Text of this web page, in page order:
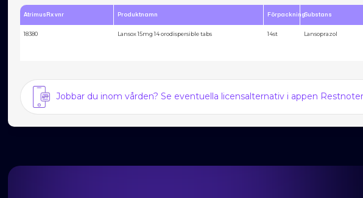
AtrimusRx vnr Produktnamn FörpackningSubstans
18380 Lansox 15mg 14 orodispersible tabs 14st Lansoprazol
Jobbar du inom vården? Se eventuella licensalternativ i appen